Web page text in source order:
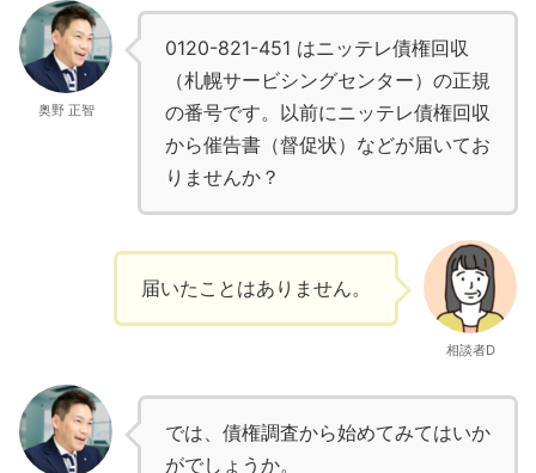
奥野 正智
0120-821-451 はニッテレ債権回収
（札幌サービシングセンター）の正規
の番号です。以前にニッテレ債権回収
から催告書（督促状）などが届いてお
りませんか？
届いたことはありません。
相談者D
では、債権調査から始めてみてはいか
がでしょうか。